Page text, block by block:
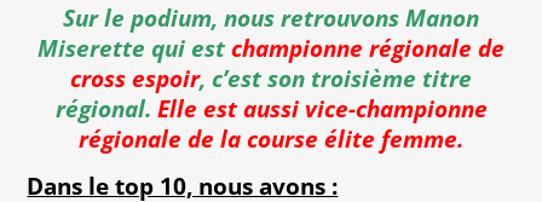
Sur le podium, nous retrouvons Manon
Miserette qui est championne régionale de
cross espoir, c’est son troisième titre
régional. Elle est aussi vice-championne
régionale de la course élite femme.
Dans le top 10, nous avons :